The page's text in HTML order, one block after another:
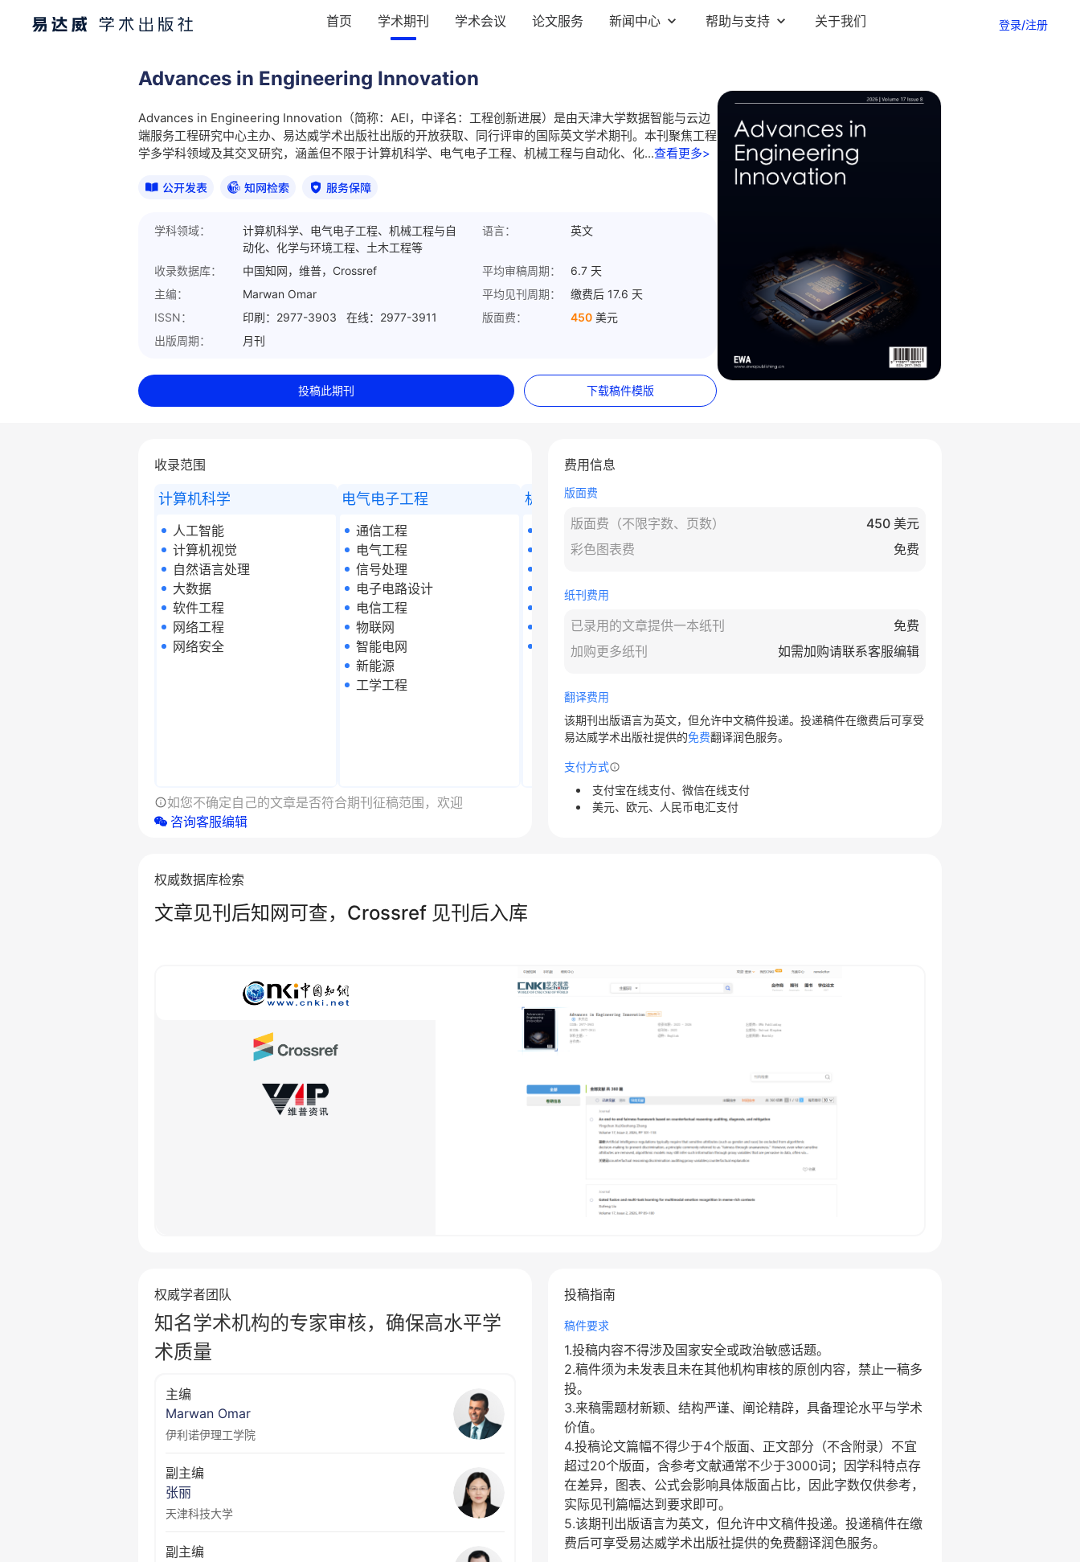
首页 学术期刊 学术会议 论文服务 新闻中心 帮助与支持 关于我们 登录/注册
Advances in Engineering Innovation
Advances in Engineering Innovation（简称：AEI，中译名：工程创新进展）是由天津大学数据智能与云边
端服务工程研究中心主办、易达威学术出版社出版的开放获取、同行评审的国际英文学术期刊。本刊聚焦工程
学多学科领域及其交叉研究，涵盖但不限于计算机科学、电气电子工程、机械工程与自动化、化...查看更多>
学科领域：
计算机科学、电气电子工程、机械工程与自
动化、化学与环境工程、土木工程等
语言： 英文
收录数据库： 中国知网，维普，Crossref 平均审稿周期：
6.7 天
主编：
Marwan Omar 平均见刊周期：
缴费后 17.6 天
ISSN：
印刷：2977-3903 在线：2977-3911 版面费： 450 美元
出版周期：
月刊
投稿此期刊 下载稿件模版
收录范围
计算机科学
人工智能
计算机视觉
自然语言处理
大数据
软件工程
网络工程
网络安全
电气电子工程
通信工程
电气工程
信号处理
电子电路设计
电信工程
物联网
智能电网
新能源
工学工程
机械工程与自动化
工业工程
能源与动力
控制工程
地质工程
车辆工程
生态工程
交通工程
道桥设计
建筑工程
如您不确定自己的文章是否符合期刊征稿范围，欢迎
咨询客服编辑
费用信息
版面费
版面费（不限字数、页数）
450 美元
彩色图表费
免费
纸刊费用
已录用的文章提供一本纸刊
免费
加购更多纸刊
如需加购请联系客服编辑
翻译费用
该期刊出版语言为英文，但允许中文稿件投递。投递稿件在缴费后可享受
易达威学术出版社提供的免费翻译润色服务。
支付方式
支付宝在线支付、微信在线支付
美元、欧元、人民币电汇支付
权威数据库检索
文章见刊后知网可查，Crossref 见刊后入库
权威学者团队
知名学术机构的专家审核，确保高水平学
术质量
主编
Marwan Omar
伊利诺伊理工学院
副主编
张丽
天津科技大学
副主编
投稿指南
稿件要求
1.投稿内容不得涉及国家安全或政治敏感话题。
2.稿件须为未发表且未在其他机构审核的原创内容，禁止一稿多
投。
3.来稿需题材新颖、结构严谨、阐论精辟，具备理论水平与学术
价值。
4.投稿论文篇幅不得少于4个版面、正文部分（不含附录）不宜
超过20个版面，含参考文献通常不少于3000词；因学科特点存
在差异，图表、公式会影响具体版面占比，因此字数仅供参考，
实际见刊篇幅达到要求即可。
5.该期刊出版语言为英文，但允许中文稿件投递。投递稿件在缴
费后可享受易达威学术出版社提供的免费翻译润色服务。